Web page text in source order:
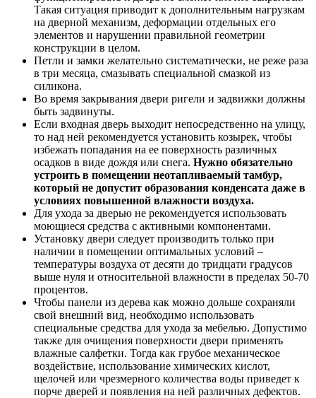
Такая ситуация приводит к дополнительным нагрузкам
на дверной механизм, деформации отдельных его
элементов и нарушении правильной геометрии
конструкции в целом.
Петли и замки желательно систематически, не реже раза
в три месяца, смазывать специальной смазкой из
силикона.
Во время закрывания двери ригели и задвижки должны
быть задвинуты.
Если входная дверь выходит непосредственно на улицу,
то над ней рекомендуется установить козырек, чтобы
избежать попадания на ее поверхность различных
осадков в виде дождя или снега. Нужно обязательно
устроить в помещении неотапливаемый тамбур,
который не допустит образования конденсата даже в
условиях повышенной влажности воздуха.
Для ухода за дверью не рекомендуется использовать
моющиеся средства с активными компонентами.
Установку двери следует производить только при
наличии в помещении оптимальных условий –
температуры воздуха от десяти до тридцати градусов
выше нуля и относительной влажности в пределах 50-70
процентов.
Чтобы панели из дерева как можно дольше сохраняли
свой внешний вид, необходимо использовать
специальные средства для ухода за мебелью. Допустимо
также для очищения поверхности двери применять
влажные салфетки. Тогда как грубое механическое
воздействие, использование химических кислот,
щелочей или чрезмерного количества воды приведет к
порче дверей и появления на ней различных дефектов.